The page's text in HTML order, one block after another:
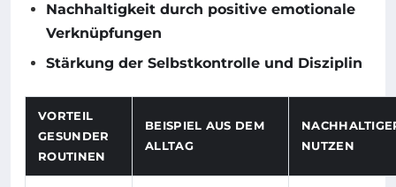
Nachhaltigkeit durch positive emotionale
Verknüpfungen
Stärkung der Selbstkontrolle und Disziplin
VORTEIL
GESUNDER
ROUTINEN
BEISPIEL AUS DEM
ALLTAG
NUTZEN